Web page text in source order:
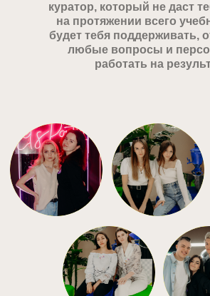
куратор, который не даст
на протяжении всего
будет тебя поддерживать,
любые вопросы и
работать на